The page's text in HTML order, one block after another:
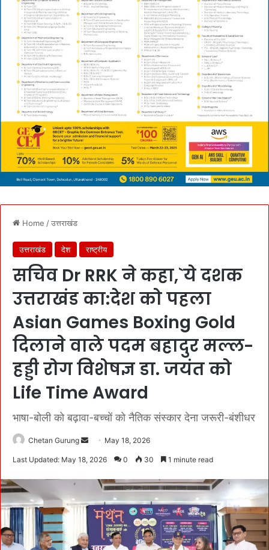
Home /उत्तराखंड
उत्तराखंड देश राष्ट्रीय
सचिव Dr RRK ने कहा,`ये दशक
उत्तराखंड का:देश को पहला
Asian Games Boxing Gold
दिलाने वाले पदम बहादुर मल्ल-
हड्डी रोग विशेषज्ञ डा. जयंत को
Life Time Award
भाषा-बोली को बढ़ावा-बच्चों को नैतिक संस्कार देना जरूरी-बंशीधर
Chetan Gurung
e
m
May 18, 2026
Last Updated: May 18, 2026 0 30 1 minute read